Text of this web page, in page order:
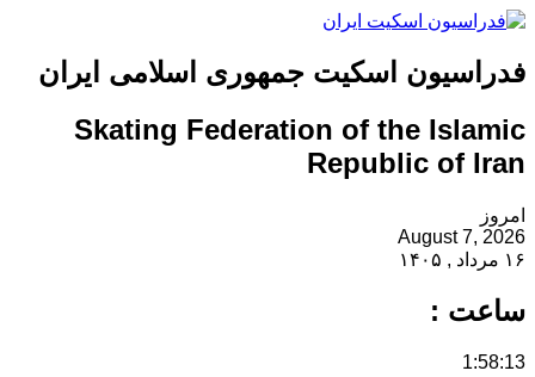
فدراسیون اسکیت جمهوری اسلامی ایران
Skating Federation of the Islamic
Republic of Iran
امروز
August 7, 2026
۱۶ مرداد , ۱۴۰۵
ساعت :
1:58:13